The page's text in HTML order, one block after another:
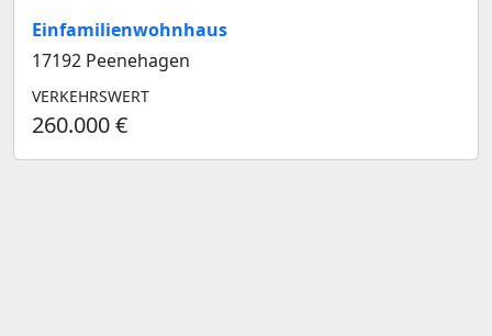
Einfamilienwohnhaus
17192 Peenehagen
VERKEHRSWERT
260.000 €